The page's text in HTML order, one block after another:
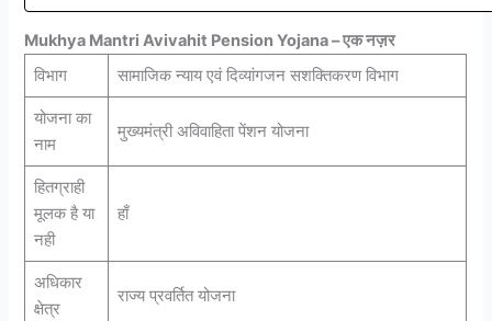
Mukhya Mantri Avivahit Pension Yojana – एक नज़र
विभाग
सामाजिक न्याय एवं दिव्यांगजन सशक्तिकरण विभाग
योजना का
नाम
मुख्यमंत्री अविवाहिता पेंशन योजना
हितग्राही
मूलक है या
नही
हाँ
अधिकार
क्षेत्र
राज्य प्रवर्तित योजना